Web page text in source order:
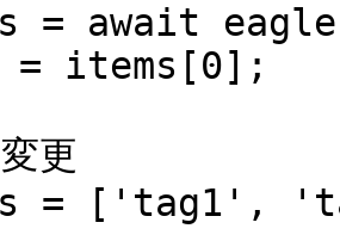
= await
items[0];
更
= ['tag1',